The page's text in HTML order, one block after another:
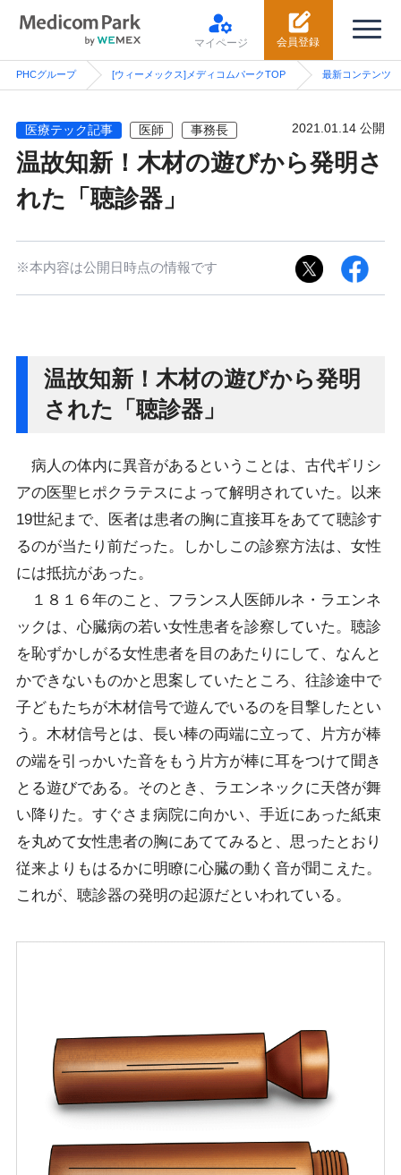
会員登録
マイページ
PHCグループ [ウィーメックス]メディコムパークTOP 最新コンテンツ
医療テック記事 医師 事務長 2021.01.14 公開
温故知新！木材の遊びから発明さ
れた「聴診器」
※本内容は公開日時点の情報です
温故知新！木材の遊びから発明
された「聴診器」
病人の体内に異音があるということは、古代ギリシ
アの医聖ヒポクラテスによって解明されていた。以来
19世紀まで、医者は患者の胸に直接耳をあてて聴診す
るのが当たり前だった。しかしこの診察方法は、女性
には抵抗があった。
１８１６年のこと、フランス人医師ルネ・ラエンネ
ックは、心臓病の若い女性患者を診察していた。聴診
を恥ずかしがる女性患者を目のあたりにして、なんと
かできないものかと思案していたところ、往診途中で
子どもたちが木材信号で遊んでいるのを目撃したとい
う。木材信号とは、長い棒の両端に立って、片方が棒
の端を引っかいた音をもう片方が棒に耳をつけて聞き
とる遊びである。そのとき、ラエンネックに天啓が舞
い降りた。すぐさま病院に向かい、手近にあった紙束
を丸めて女性患者の胸にあててみると、思ったとおり
従来よりもはるかに明瞭に心臓の動く音が聞こえた。
これが、聴診器の発明の起源だといわれている。